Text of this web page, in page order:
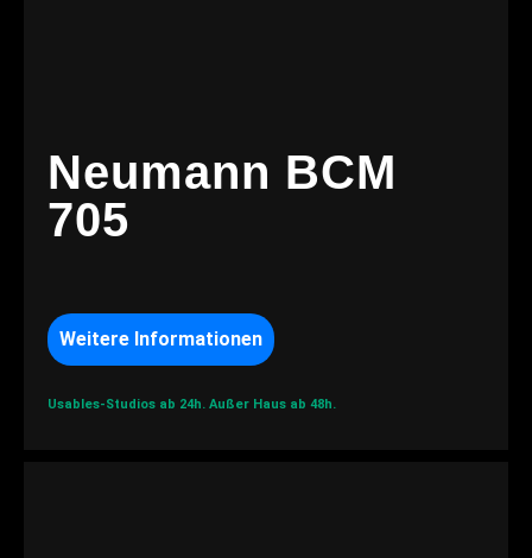
Neumann BCM
705
Weitere Informationen
Usables-Studios ab 24h. Außer Haus ab 48h.